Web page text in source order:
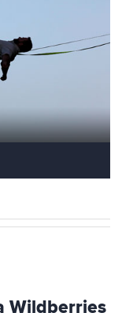
Wildberries